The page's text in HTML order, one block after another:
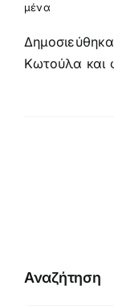
μένα
Κωτούλα και
Αναζήτηση